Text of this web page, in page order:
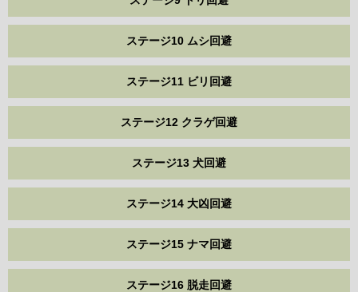
ステージ10 ムシ回避
ステージ11 ビリ回避
ステージ12 クラゲ回避
ステージ13 犬回避
ステージ14 大凶回避
ステージ15 ナマ回避
ステージ16 脱走回避